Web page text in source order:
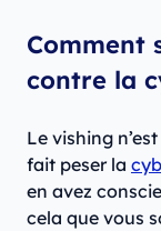
Comment
contre la
Le vishing
fait peser la
en avez
cela que vous